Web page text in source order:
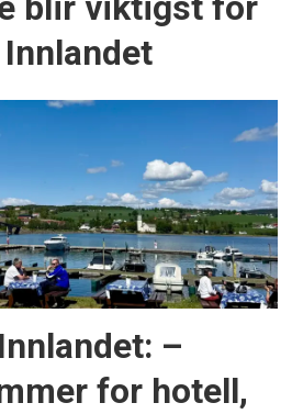
–
for hotell,